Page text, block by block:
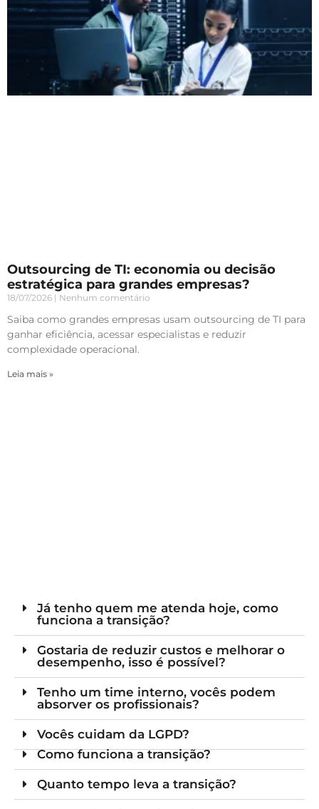
Outsourcing de TI: economia ou decisão
estratégica para grandes empresas?
18/07/2026 Nenhum comentário
Saiba como grandes empresas usam outsourcing de TI para
ganhar eficiência, acessar especialistas e reduzir
complexidade operacional.
Leia mais »
Já tenho quem me atenda hoje, como
funciona a transição?
Gostaria de reduzir custos e melhorar o
desempenho, isso é possível?
Tenho um time interno, vocês podem
absorver os profissionais?
Vocês cuidam da LGPD?
Como funciona a transição?
Quanto tempo leva a transição?